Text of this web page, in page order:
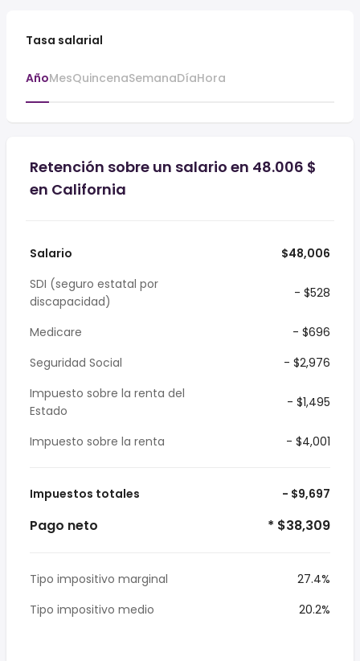
Tasa salarial
AñoMesQuincenaSemanaDíaHora
Retención sobre un salario en 48.006 $
en California
Salario
$48,006
SDI (seguro estatal por
discapacidad)
- $528
Medicare
- $696
Seguridad Social
- $2,976
Impuesto sobre la renta del
Estado
- $1,495
Impuesto sobre la renta - $4,001
Impuestos totales - $9,697
Pago neto * $38,309
Tipo impositivo marginal
27.4%
Tipo impositivo medio
20.2%